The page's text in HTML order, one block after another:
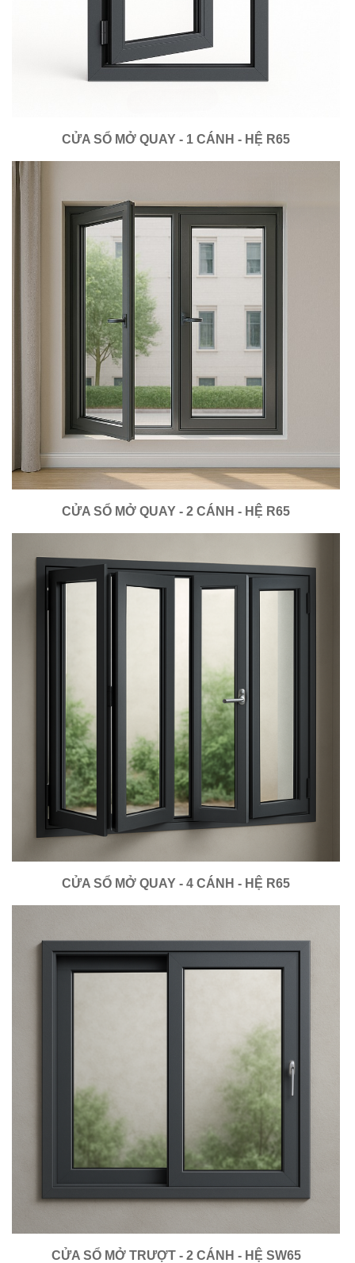
CỬA SỔ MỞ QUAY - 1 CÁNH - HỆ R65
CỬA SỔ MỞ QUAY - 2 CÁNH - HỆ R65
CỬA SỔ MỞ QUAY - 4 CÁNH - HỆ R65
CỬA SỔ MỞ TRƯỢT - 2 CÁNH - HỆ SW65